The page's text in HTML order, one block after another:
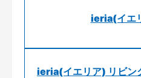
ieria(イエ
ieria(イエリア) リビン